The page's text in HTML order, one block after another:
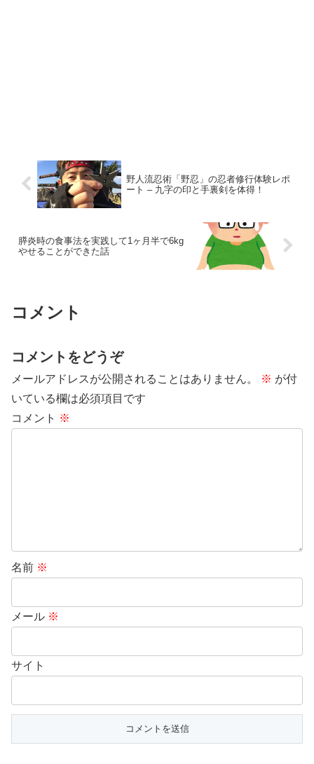
野人流忍術「野忍」の忍者修行体験レポ
ート – 九字の印と手裏剣を体得！
膵炎時の食事法を実践して1ヶ月半で6kg
やせることができた話
コメント
コメントをどうぞ
メールアドレスが公開されることはありません。 ※ が付
いている欄は必須項目です
コメント ※
名前 ※
メール ※
サイト